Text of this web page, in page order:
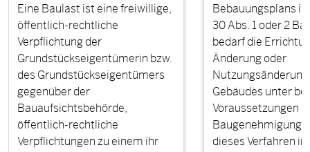
Eine Baulast ist eine freiwillige,
öffentlich-rechtliche
Verpflichtung der
Grundstückseigentümerin bzw.
des Grundstückseigentümers
gegenüber der
Bauaufsichtsbehörde,
öffentlich-rechtliche
Verpflichtungen zu einem ihr
Bebauungsplans
30 Abs. 1 oder 2
bedarf die
Änderung oder
Gebäudes unter
Voraussetzungen
Baugenehmigung.
dieses Verfahren in